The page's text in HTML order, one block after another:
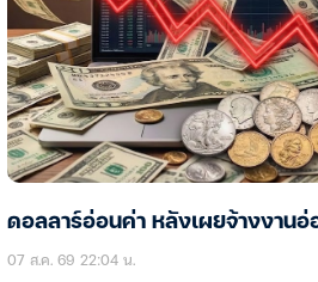
ดอลลาร์อ่อนค่า หลังเผยจ้างงานอ่
07 ส.ค. 69 22:04 น.